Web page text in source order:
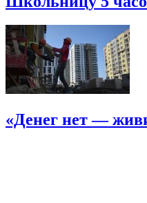
«Денег нет —